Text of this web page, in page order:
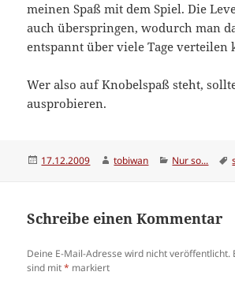
meinen Spaß mit dem Spiel. Die
auch überspringen, wodurch man
entspannt über viele Tage verteilen
Wer also auf Knobelspaß steht,
ausprobieren.
Veröffentlicht
17.12.2009 Autor
tobiwan Kategorien
Nur so...
Schreibe einen Kommentar
Deine E-Mail-Adresse wird nicht veröffentlicht.
sind mit* markiert